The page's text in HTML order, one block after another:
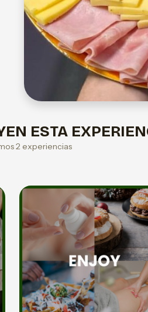
ESTA
2 experiencias